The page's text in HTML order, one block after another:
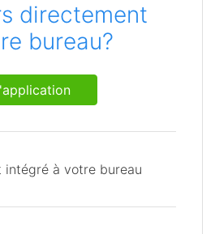
directement
bureau?
intégré à votre bureau